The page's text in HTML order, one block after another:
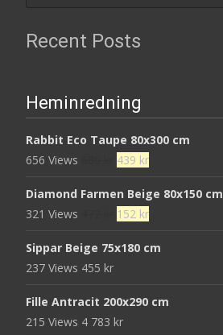
Recent Posts
Heminredning
Rabbit Eco Taupe 80x300 cm
656 Views
Det
priset
var:
439 krDet
priset
är:
Diamond Farmen Beige 80x150 cm
321 Views
Det
priset
152 krDet
priset
Sippar Beige 75x180 cm
237 Views 455 kr
Fille Antracit 200x290 cm
215 Views 4 783 kr